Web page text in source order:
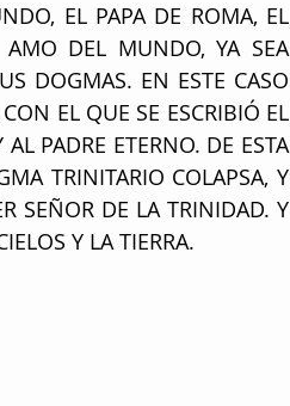
EL PAPA DE ROMA, EL
AMO DEL MUNDO, YA SEA
DOGMAS. EN ESTE CASO
EL QUE SE ESCRIBIÓ EL
PADRE ETERNO. DE ESTA
TRINITARIO COLAPSA, Y
SEÑOR DE LA TRINIDAD. Y
Y LA TIERRA.